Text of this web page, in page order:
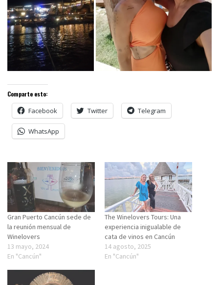
Comparte esto:
Facebook Twitter Telegram
WhatsApp
Gran Puerto Cancún sede de
la reunión mensual de
Winelovers
13 mayo, 2024
En "Cancún"
The Winelovers Tours: Una
experiencia inigualable de
cata de vinos en Cancún
14 agosto, 2025
En "Cancún"